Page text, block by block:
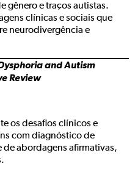
gênero e traços autistas.
clínicas e sociais que
neurodivergência e
and Autism
Review
os desafios clínicos e
com diagnóstico de
de abordagens afirmativas,